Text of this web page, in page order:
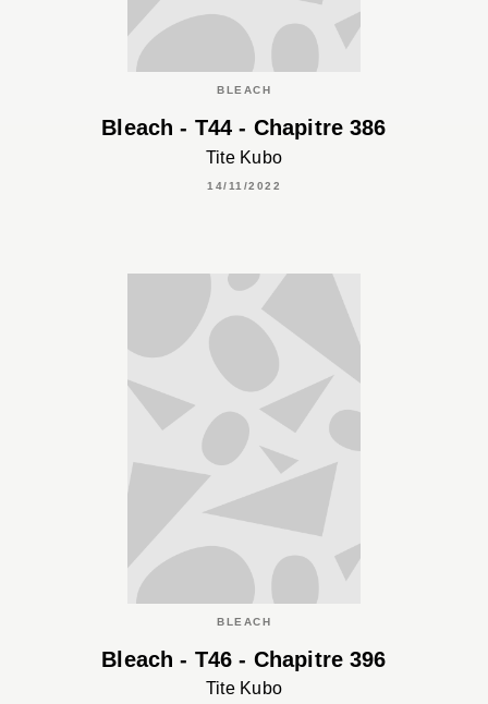
BLEACH
Bleach - T44 - Chapitre 386
Tite Kubo
14/11/2022
BLEACH
Bleach - T46 - Chapitre 396
Tite Kubo